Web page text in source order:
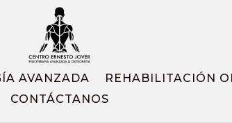
AVANZADA REHABILITACIÓN
CONTÁCTANOS